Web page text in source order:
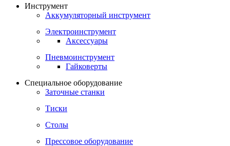
Инструмент
Аккумуляторный инструмент
Электроинструмент
Аксессуары
Пневмоинструмент
Гайковерты
Специальное оборудование
Заточные станки
Тиски
Столы
Прессовое оборудование